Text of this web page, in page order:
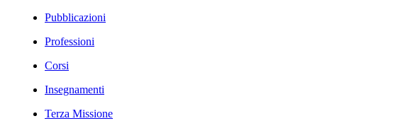
Pubblicazioni
Professioni
Corsi
Insegnamenti
Terza Missione